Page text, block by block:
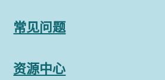
常见问题
资源中心